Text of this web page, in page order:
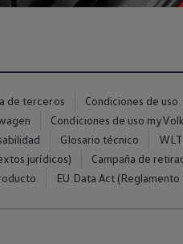
de terceros Condiciones de uso
Condiciones de uso
Glosario técnico
jurídicos)
Campaña de
EU Data Act